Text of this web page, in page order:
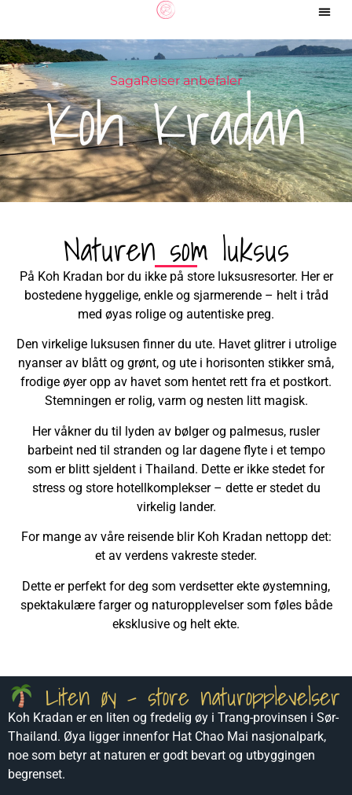
SagaReiser anbefaler
Koh Kradan
Naturen som luksus
På Koh Kradan bor du ikke på store luksusresorter. Her er
bostedene hyggelige, enkle og sjarmerende – helt i tråd
med øyas rolige og autentiske preg.
Den virkelige luksusen finner du ute. Havet glitrer i utrolige
nyanser av blått og grønt, og ute i horisonten stikker små,
frodige øyer opp av havet som hentet rett fra et postkort.
Stemningen er rolig, varm og nesten litt magisk.
Her våkner du til lyden av bølger og palmesus, rusler
barbeint ned til stranden og lar dagene flyte i et tempo
som er blitt sjeldent i Thailand. Dette er ikke stedet for
stress og store hotellkomplekser – dette er stedet du
virkelig lander.
For mange av våre reisende blir Koh Kradan nettopp det:
et av verdens vakreste steder.
Dette er perfekt for deg som verdsetter ekte øystemning,
spektakulære farger og naturopplevelser som føles både
eksklusive og helt ekte.
Liten øy – store naturopplevelser
Koh Kradan er en liten og fredelig øy i Trang-provinsen i Sør-
Thailand. Øya ligger innenfor Hat Chao Mai nasjonalpark,
noe som betyr at naturen er godt bevart og utbyggingen
begrenset.